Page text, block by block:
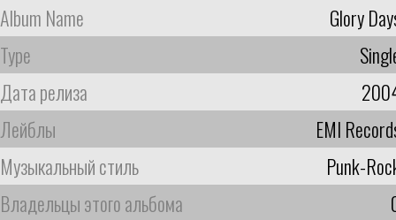
Album Name
Glory
Type
Дата релиза
Лейблы
EMI
Музыкальный стиль
Punk-
Владельцы этого альбома